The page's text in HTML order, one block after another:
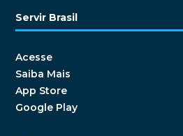
Servir Brasil
Acesse
Saiba Mais
App Store
Google Play